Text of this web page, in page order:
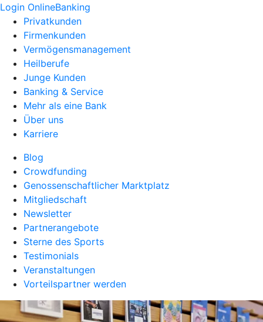
Login OnlineBanking
Privatkunden
Firmenkunden
Vermögensmanagement
Heilberufe
Junge Kunden
Banking & Service
Mehr als eine Bank
Über uns
Karriere
Blog
Crowdfunding
Genossenschaftlicher Marktplatz
Mitgliedschaft
Newsletter
Partnerangebote
Sterne des Sports
Testimonials
Veranstaltungen
Vorteilspartner werden